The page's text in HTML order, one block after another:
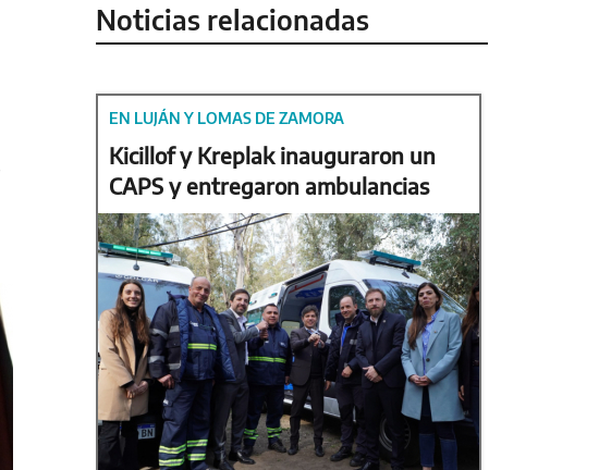
Noticias relacionadas
EN LUJÁN Y LOMAS DE ZAMORA
Kicillof y Kreplak inauguraron un
CAPS y entregaron ambulancias